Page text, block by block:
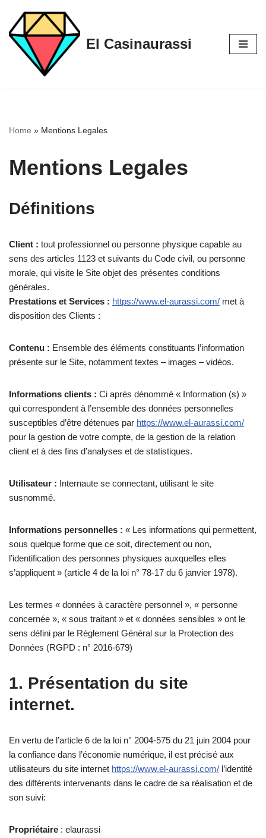
Aller
au
contenu
El Casinaurassi
Home » Mentions Legales
Mentions Legales
Définitions
Client : tout professionnel ou personne physique capable au
sens des articles 1123 et suivants du Code civil, ou personne
morale, qui visite le Site objet des présentes conditions
générales.
Prestations et Services : https://www.el-aurassi.com/ met à
disposition des Clients :
Contenu : Ensemble des éléments constituants l’information
présente sur le Site, notamment textes – images – vidéos.
Informations clients : Ci après dénommé « Information (s) »
qui correspondent à l’ensemble des données personnelles
susceptibles d’être détenues par https://www.el-aurassi.com/
pour la gestion de votre compte, de la gestion de la relation
client et à des fins d’analyses et de statistiques.
Utilisateur : Internaute se connectant, utilisant le site
susnommé.
Informations personnelles : « Les informations qui permettent,
sous quelque forme que ce soit, directement ou non,
l’identification des personnes physiques auxquelles elles
s’appliquent » (article 4 de la loi n° 78-17 du 6 janvier 1978).
Les termes « données à caractère personnel », « personne
concernée », « sous traitant » et « données sensibles » ont le
sens défini par le Règlement Général sur la Protection des
Données (RGPD : n° 2016-679)
1. Présentation du site
internet.
En vertu de l’article 6 de la loi n° 2004-575 du 21 juin 2004 pour
la confiance dans l’économie numérique, il est précisé aux
utilisateurs du site internet https://www.el-aurassi.com/ l’identité
des différents intervenants dans le cadre de sa réalisation et de
son suivi:
Propriétaire : elaurassi